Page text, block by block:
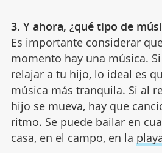
3. Y ahora, ¿qué tipo de
Es importante considerar
momento hay una música.
relajar a tu hijo, lo ideal es
música más tranquila. Si al
hijo se mueva, hay que
ritmo. Se puede bailar en
casa, en el campo, en la